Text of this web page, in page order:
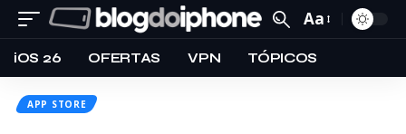
Aa
iOS 26 OFERTAS VPN TÓPICOS
APP STORE